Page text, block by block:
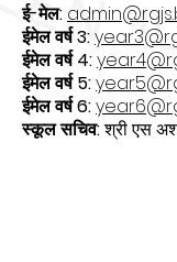
ई-मेल:
ईमेल वर्ष 3:
ईमेल वर्ष 4:
ईमेल वर्ष 5:
ईमेल वर्ष 6:
स्कूल सचिव:श्री एस